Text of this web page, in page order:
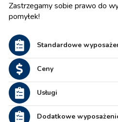
Zastrzegamy sobie prawo do
pomyłek!
Standardowe
Ceny
Usługi
Dodatkowe